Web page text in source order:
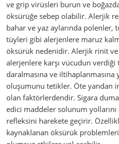
ve grip virüsleri burun ve
öksürüğe sebep olabilir. Alerjik
bahar ve yaz aylarında polenler,
tüyleri gibi alerjenlere maruz
öksürük nedenidir. Alerjik rinit ve
alerjenlere karşı vücudun verdiği
daralmasına ve
oluşumunu tetikler. Öte yandan
olan faktörlerdendir. Sigara
edici maddeler solunum
refleksini harekete geçirir.
kaynaklanan öksürük